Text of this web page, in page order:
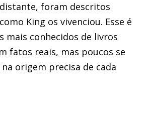
foram descritos
King os vivenciou. Esse é
mais conhecidos de livros
fatos reais, mas poucos se
origem precisa de cada